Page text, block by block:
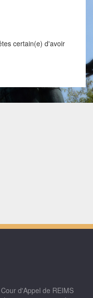
certain(e) d'avoir
d'Appel de REIMS